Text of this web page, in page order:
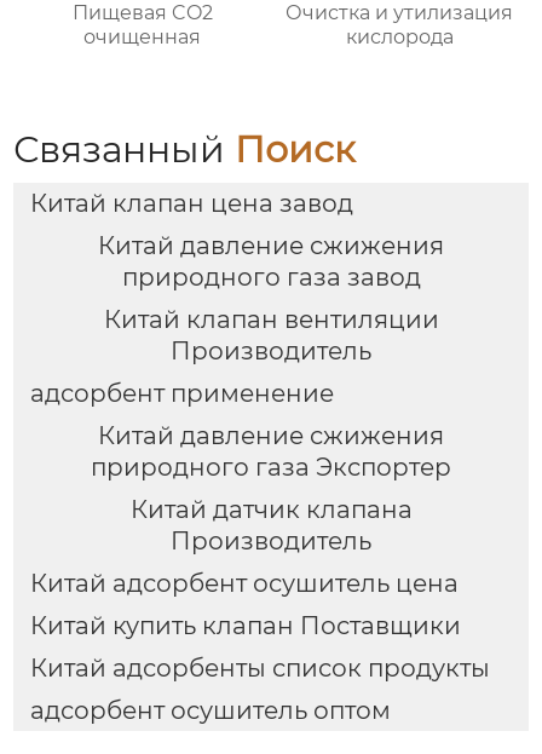
Пищевая CO2
очищенная
Очистка и утилизация
кислорода
Связанный Поиск
Китай клапан цена завод
Китай давление сжижения
природного газа завод
Китай клапан вентиляции
Производитель
адсорбент применение
Китай давление сжижения
природного газа Экспортер
Китай датчик клапана
Производитель
Китай адсорбент осушитель цена
Китай купить клапан Поставщики
Китай адсорбенты список продукты
адсорбент осушитель оптом